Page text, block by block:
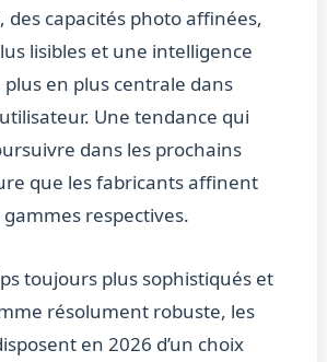
des capacités photo affinées,
lisibles et une intelligence
en plus centrale dans
Une tendance qui
dans les prochains
que les fabricants affinent
respectives.
toujours plus sophistiqués et
résolument robuste, les
en 2026 d’un choix